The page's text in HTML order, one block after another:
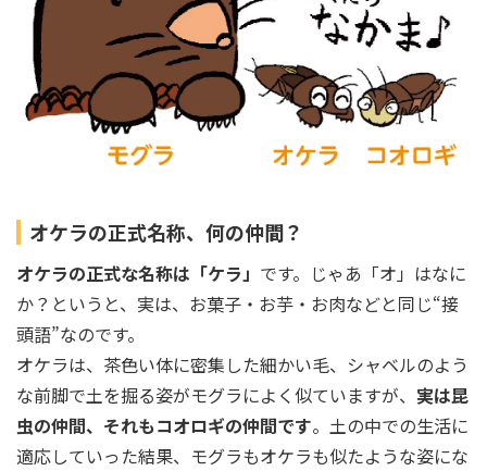
オケラの正式名称、何の仲間？
オケラの正式な名称は「ケラ」 です。じゃあ「オ」はなに
か？というと、実は、お菓子・お芋・お肉などと同じ“接
頭語”なのです。
オケラは、茶色い体に密集した細かい毛、シャベルのよう
な前脚で土を掘る姿がモグラによく似ていますが、 実は昆
虫の仲間、それもコオロギの仲間です。土の中での生活に
適応していった結果、モグラもオケラも似たような姿にな